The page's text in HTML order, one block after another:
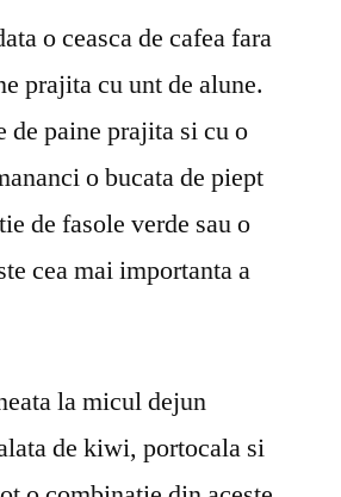
o ceasca de cafea fara
prajita cu unt de alune.
de paine prajita si cu o
o bucata de piept
de fasole verde sau o
cea mai importanta a
la micul dejun
de kiwi, portocala si